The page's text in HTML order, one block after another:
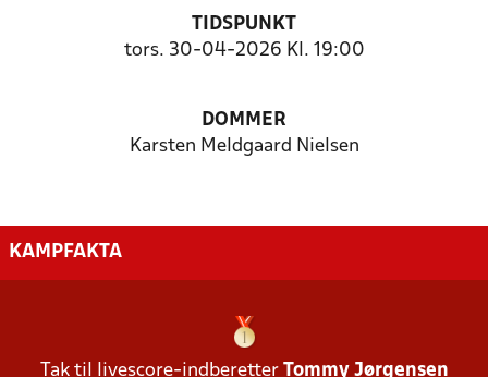
TIDSPUNKT
tors. 30-04-2026 Kl. 19:00
DOMMER
Karsten Meldgaard Nielsen
KAMPFAKTA
Tak til livescore-indberetter Tommy Jørgensen